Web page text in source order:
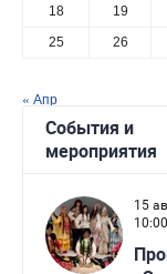
18
19
25
26
« Апр